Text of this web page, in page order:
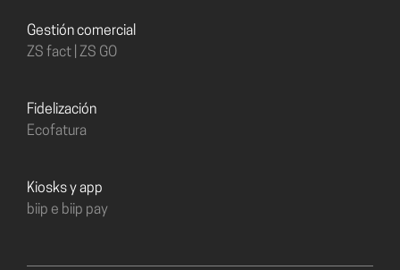
Gestión comercial
ZS fact | ZS GO
Fidelización
Ecofatura
Kiosks y app
biip e biip pay